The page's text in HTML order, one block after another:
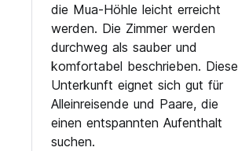
die Mua-Höhle leicht erreicht
werden. Die Zimmer werden
durchweg als sauber und
komfortabel beschrieben. Diese
Unterkunft eignet sich gut für
Alleinreisende und Paare, die
einen entspannten Aufenthalt
suchen.